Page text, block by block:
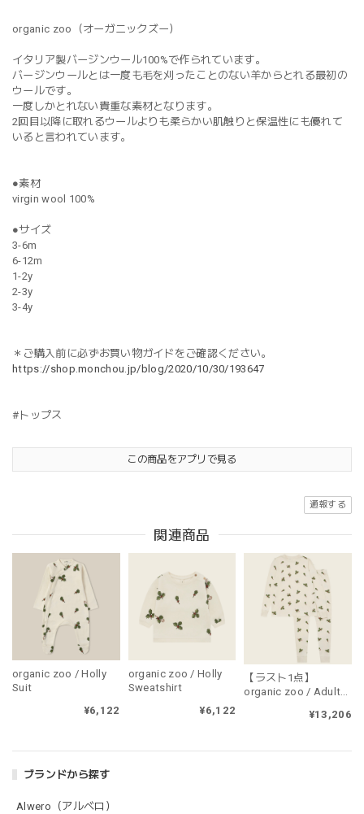
ブランドから探す
Alwero（アルベロ）
organic zoo（オーガニックズー）
イタリア製バージンウール100%で作られています。
バージンウールとは一度も毛を刈ったことのない羊からとれる最初の
ウールです。
一度しかとれない貴重な素材となります。
2回目以降に取れるウールよりも柔らかい肌触りと保温性にも優れて
いると言われています。
●素材
virgin wool 100%
●サイズ
3-6m
6-12m
1-2y
2-3y
3-4y
＊ご購入前に必ずお買い物ガイドをご確認ください。
https://shop.monchou.jp/blog/2020/10/30/193647
#トップス
この商品をアプリで見る
通報する
関連商品
organic zoo / Holly
Suit
¥6,122
organic zoo / Holly
Sweatshirt
¥6,122
【ラスト1点】
organic zoo / Adult
上下セット販売）¥13,206